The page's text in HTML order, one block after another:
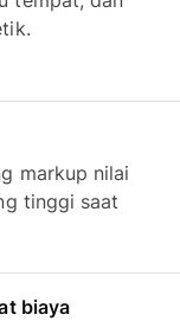
markup nilai
tinggi saat
biaya